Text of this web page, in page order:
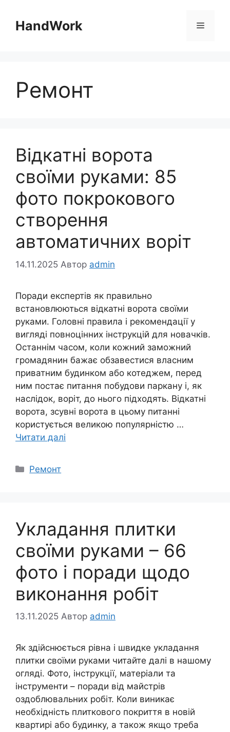
вмістуHandWork Меню
Ремонт
Відкатні ворота
своїми руками: 85
фото покрокового
створення
автоматичних воріт
14.11.2025 Автор admin
Поради експертів як правильно
встановлюються відкатні ворота своїми
руками. Головні правила і рекомендації у
вигляді повноцінних інструкцій для новачків.
Останнім часом, коли кожний заможний
громадянин бажає обзавестися власним
приватним будинком або котеджем, перед
ним постає питання побудови паркану і, як
наслідок, воріт, до нього підходять. Відкатні
ворота, зсувні ворота в цьому питанні
користується великою популярністю …
Читати далі
Категорії
Ремонт
Укладання плитки
своїми руками – 66
фото і поради щодо
виконання робіт
13.11.2025 Автор admin
Як здійснюється рівна і швидке укладання
плитки своїми руками читайте далі в нашому
огляді. Фото, інструкції, матеріали та
інструменти – поради від майстрів
оздоблювальних робіт. Коли виникає
необхідність плиткового покриття в новій
квартирі або будинку, а також якщо треба